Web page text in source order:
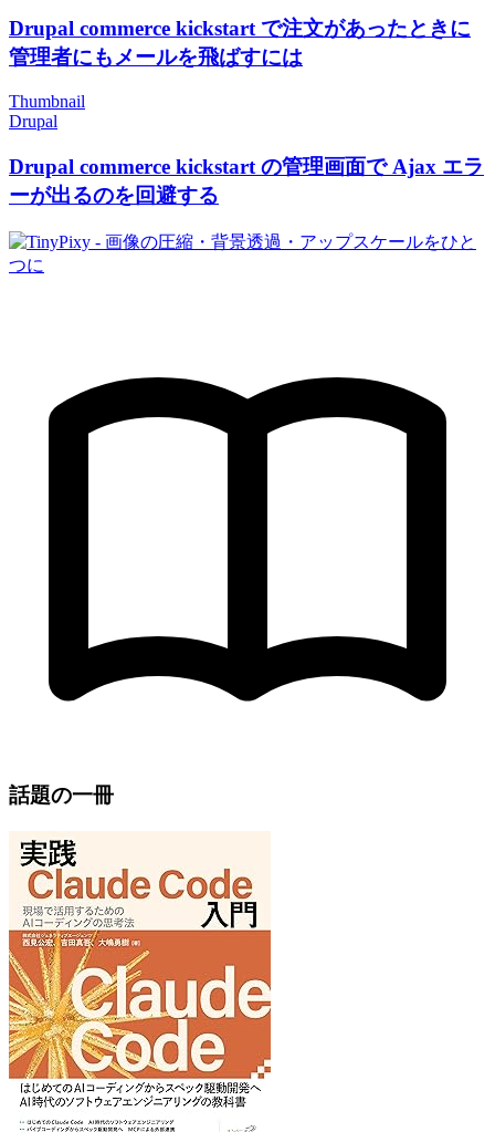
Drupal commerce kickstart で注文があったときに
管理者にもメールを飛ばすには
Thumbnail
Drupal
Drupal commerce kickstart の管理画面で Ajax エラ
ーが出るのを回避する
話題の一冊